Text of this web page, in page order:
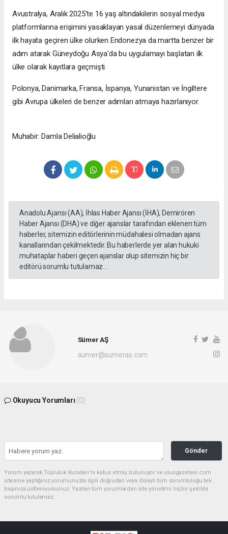
Avustralya, Aralık 2025'te 16 yaş altındakilerin sosyal medya
platformlarına erişimini yasaklayan yasal düzenlemeyi dünyada
ilk hayata geçiren ülke olurken Endonezya da martta benzer bir
adım atarak Güneydoğu Asya'da bu uygulamayı başlatan ilk
ülke olarak kayıtlara geçmişti.
Polonya, Danimarka, Fransa, İspanya, Yunanistan ve İngiltere
gibi Avrupa ülkeleri de benzer adımları atmaya hazırlanıyor.
Muhabir: Damla Delialioğlu
Anadolu Ajansı (AA), İhlas Haber Ajansı (İHA), Demirören
Haber Ajansı (DHA) ve diğer ajanslar tarafından eklenen tüm
haberler, sitemizin editörlerinin müdahalesi olmadan ajans
kanallarından çekilmektedir. Bu haberlerde yer alan hukuki
muhataplar haberi geçen ajanslar olup sitemizin hiç bir
editörü sorumlu tutulamaz...
Sümer AŞ
sumer@sumeras.com
Okuyucu Yorumları (0)
Gönder
Yorum yazarak Topluluk Kuralları’nı kabul etmiş bulunuyor ve ulusgazetesi.com
sitesine yaptığınız yorumunuzla ilgili doğrudan veya dolaylı tüm sorumluluğu tek
başınıza üstleniyorsunuz. Yazılan tüm yorumlardan site yönetimi hiçbir şekilde
sorumlu tutulamaz.